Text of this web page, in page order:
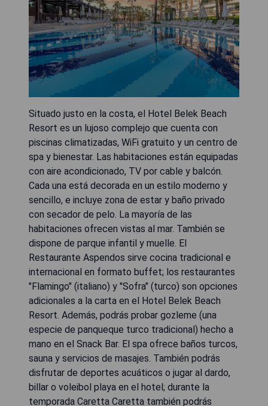
Situado justo en la costa, el Hotel Belek Beach
Resort es un lujoso complejo que cuenta con
piscinas climatizadas, WiFi gratuito y un centro de
spa y bienestar. Las habitaciones están equipadas
con aire acondicionado, TV por cable y balcón.
Cada una está decorada en un estilo moderno y
sencillo, e incluye zona de estar y baño privado
con secador de pelo. La mayoría de las
habitaciones ofrecen vistas al mar. También se
dispone de parque infantil y muelle. El
Restaurante Aspendos sirve cocina tradicional e
internacional en formato buffet; los restaurantes
"Flamingo" (italiano) y "Sofra" (turco) son opciones
adicionales a la carta en el Hotel Belek Beach
Resort. Además, podrás probar gozleme (una
especie de panqueque turco tradicional) hecho a
mano en el Snack Bar. El spa ofrece baños turcos,
sauna y servicios de masajes. También podrás
disfrutar de deportes acuáticos o jugar al dardo,
billar o voleibol playa en el hotel; durante la
temporada Caretta Caretta también podrás